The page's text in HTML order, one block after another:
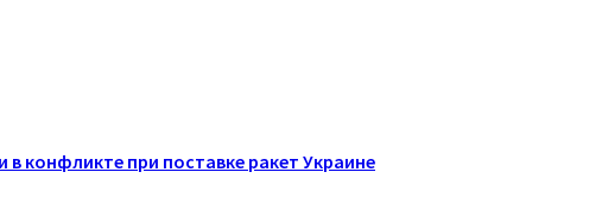
конфликте при поставке ракет Украине